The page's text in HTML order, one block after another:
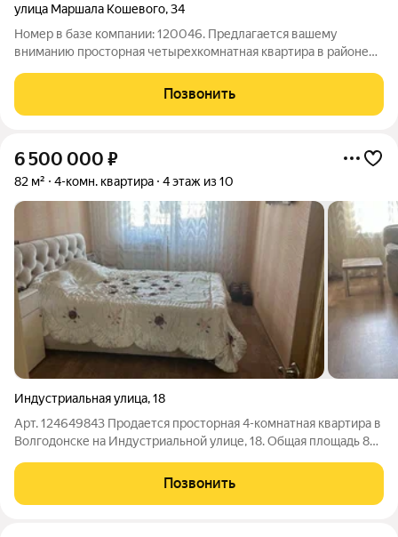
улица Маршала Кошевого,34
Номер в базе компании: 120046. Предлагается вашему
вниманию просторная четырехкомнатная квартира в районе
доступности школа, детский сад. рынок, магазины.
Характеристики Площадь квартиры
Позвонить
6 500 000 ₽
82 м² 4-комн. квартира 4 этаж из 10
Индустриальная улица,18
Арт. 124649843 Продается просторная 4-комнатная квартира в
Волгодонске на Индустриальной улице, 18. Общая площадь 82
Кухня 10 кв. м идеально подойдет для семейных обедов. Окна
выходят как на
Позвонить